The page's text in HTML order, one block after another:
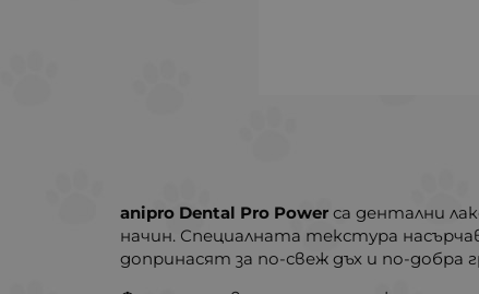
anipro Dental Pro Power са дентални
начин. Специалната текстура
допринасят за по-свеж дъх и по-добра